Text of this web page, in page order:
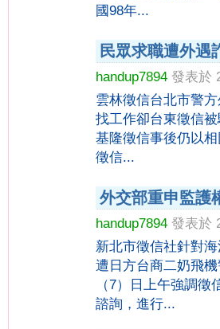
國98年...
民眾求職遭外遇
handup7894 發表於
雲林徵信台北市警
找工作卻台東徵信
基隆徵信事後仍以
徵信...
外交部重申監護
handup7894 發表於
新北市徵信社針對
遭日方台商二奶飛
（7）日上午強調
諮詢，進行...